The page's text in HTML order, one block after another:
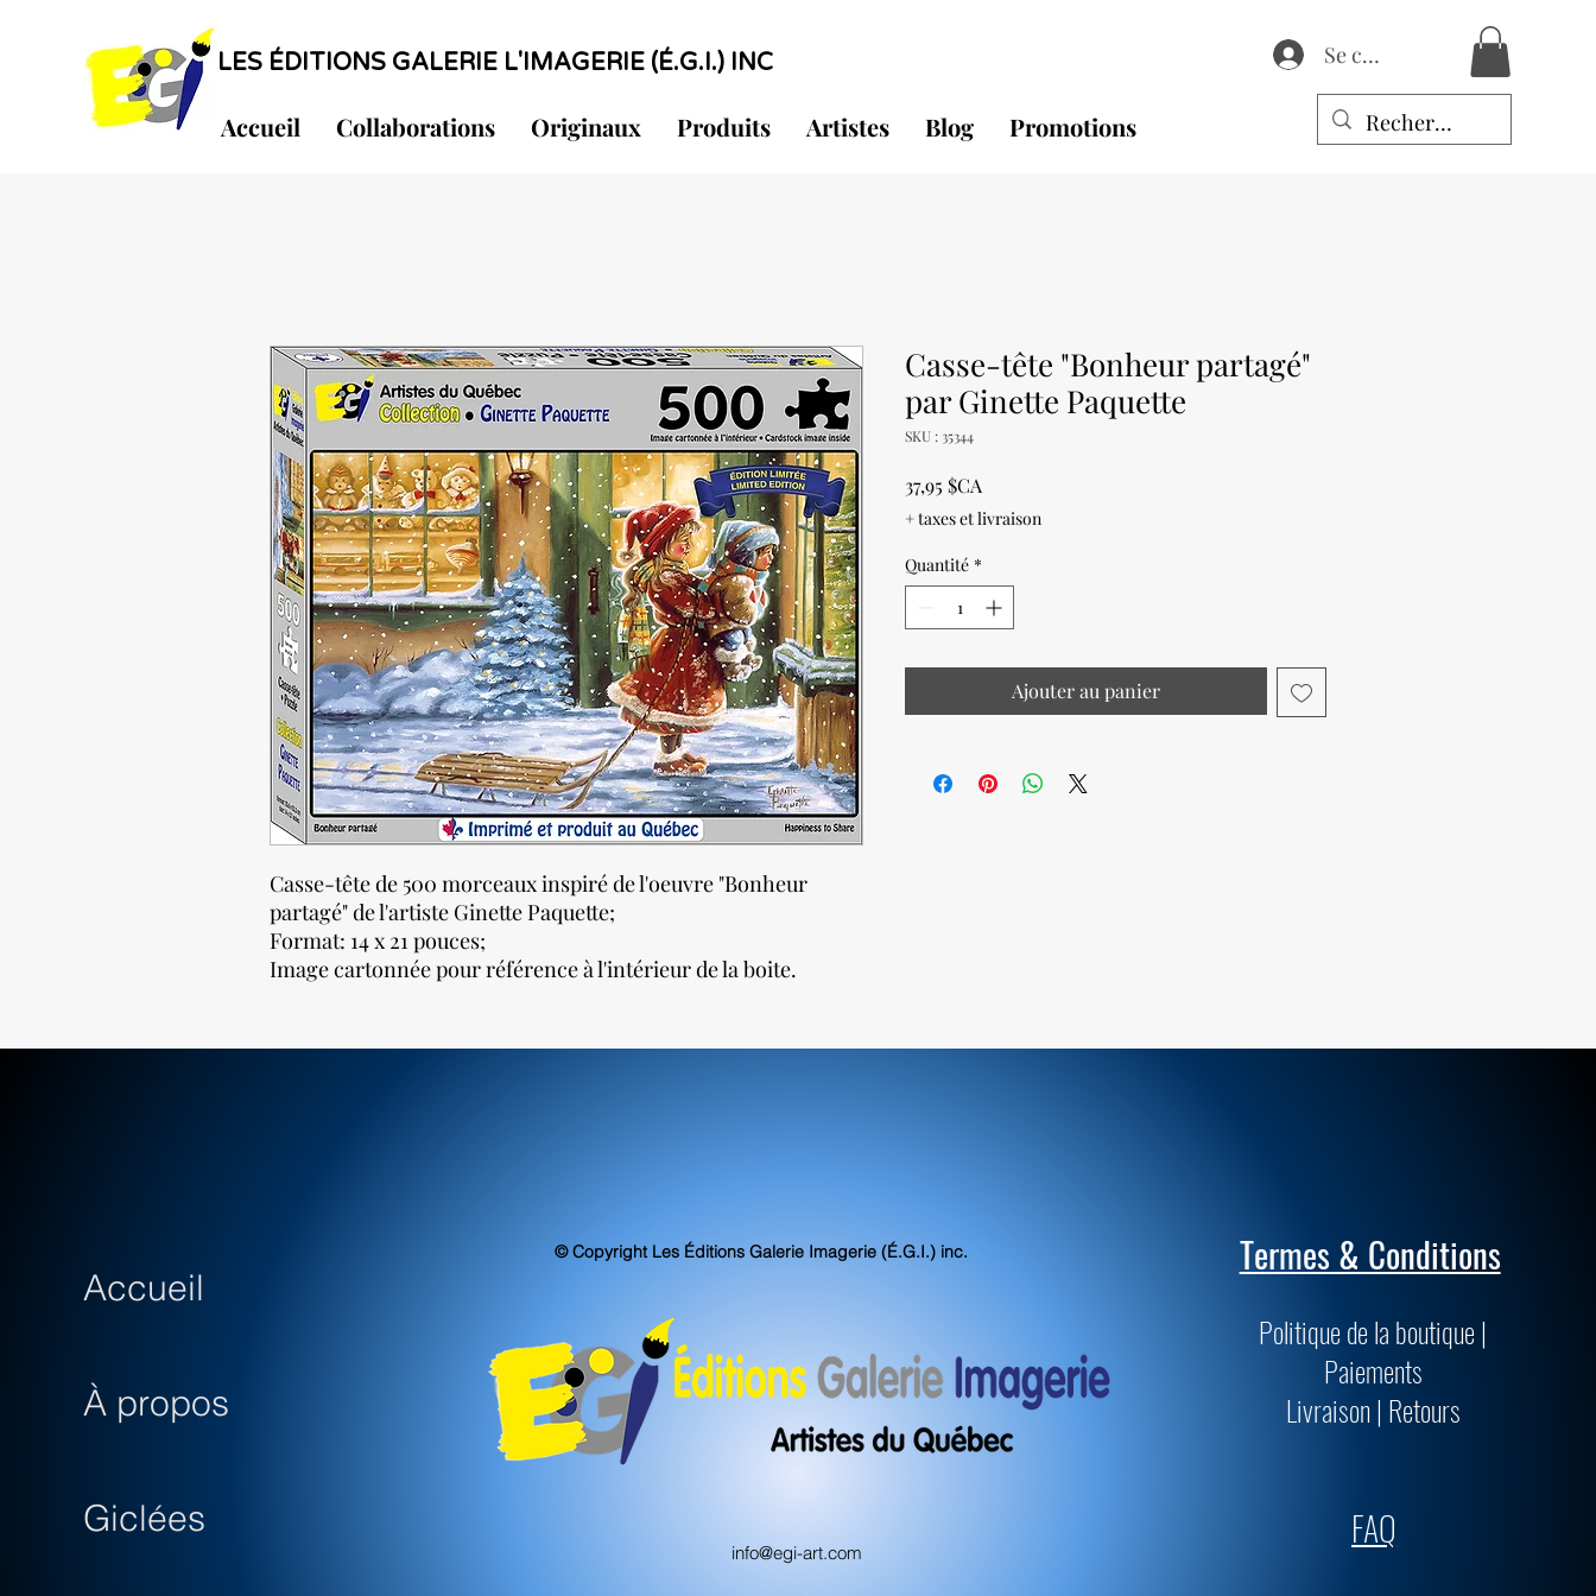
LES ÉDITIONS GALERIE L'IMAGERIE (É.G.I.) INC Se connecter
Accueil Collaborations Originaux Produits Artistes Blog Promotions
Casse-tête de 500 morceaux inspiré de l'oeuvre "Bonheur
partagé" de l'artiste Ginette Paquette;
Format: 14 x 21 pouces;
Image cartonnée pour référence à l'intérieur de la boite.
Casse-tête "Bonheur partagé"
par Ginette Paquette
SKU : 35344
37,95 $CA
+ taxes et livraison
Quantité *
Ajouter au panier
Accueil
À propos
Giclées
© Copyright Les Éditions Galerie Imagerie (É.G.I.) inc.
info@egi-art.com
Termes & Conditions
Politique de la boutique |
Paiements
Livraison | Retours
FAQ